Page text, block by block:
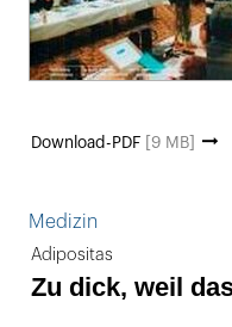
Download-PDF [9 MB]
Medizin
Adipositas
Zu dick, weil